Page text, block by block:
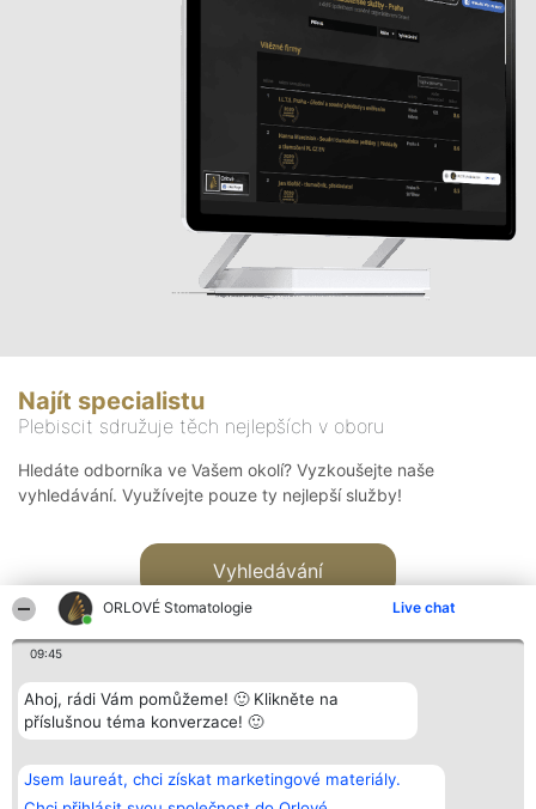
ORLOVÉ Stomatologie Live chat
09:45
Ahoj, rádi Vám pomůžeme! 🙂 Klikněte na
příslušnou téma konverzace! 🙂
Jsem laureát, chci získat marketingové materiály.
Najít specialistu
Plebiscit sdružuje těch nejlepších v oboru
Hledáte odborníka ve Vašem okolí? Vyzkoušejte naše
vyhledávání. Využívejte pouze ty nejlepší služby!
Vyhledávání
Bright Side Solutions sp. z o.
o. sp. k.
ul. Ruska 22
Vítězové
Seznam všech
laureátů
Kontakt